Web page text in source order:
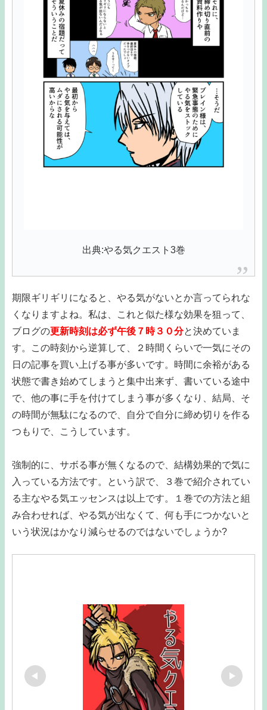
出典:やる気クエスト3巻
期限ギリギリになると、やる気がないとか言ってられな
くなりますよね。私は、これと似た様な効果を狙って、
ブログの更新時刻は必ず午後７時３０分と決めていま
す。この時刻から逆算して、２時間くらいで一気にその
日の記事を買い上げる事が多いです。時間に余裕がある
状態で書き始めてしまうと集中出来ず、書いている途中
で、他の事に手を付けてしまう事が多くなり、結局、そ
の時間が無駄になるので、自分で自分に締め切りを作る
つもりで、こうしています。
強制的に、サボる事が無くなるので、結構効果的で気に
入っている方法です。という訳で、３巻で紹介されてい
る主なやる気エッセンスは以上です。１巻での方法と組
み合わせれば、やる気が出なくて、何も手につかないと
いう状況はかなり減らせるのではないでしょうか?